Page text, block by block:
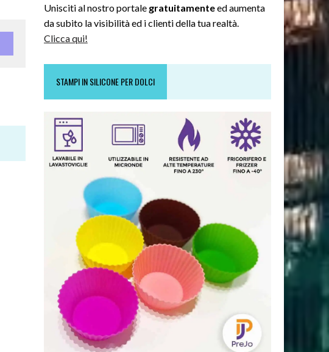
Unisciti al nostro portale gratuitamenteed aumenta
da subito la visibilità ed i clienti della tua realtà.
Clicca qui!
STAMPI IN SILICONE PER DOLCI